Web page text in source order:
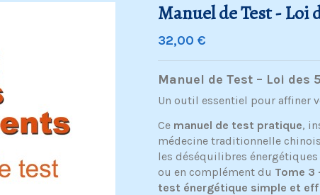
Manuel de Test - Loi
32,00 €
Manuel de Test – Loi des
Un outil essentiel pour affiner
Ce manuel de test pratique,
médecine traditionnelle
les déséquilibres
ou en complément du Tome 3
test énergétique simple et